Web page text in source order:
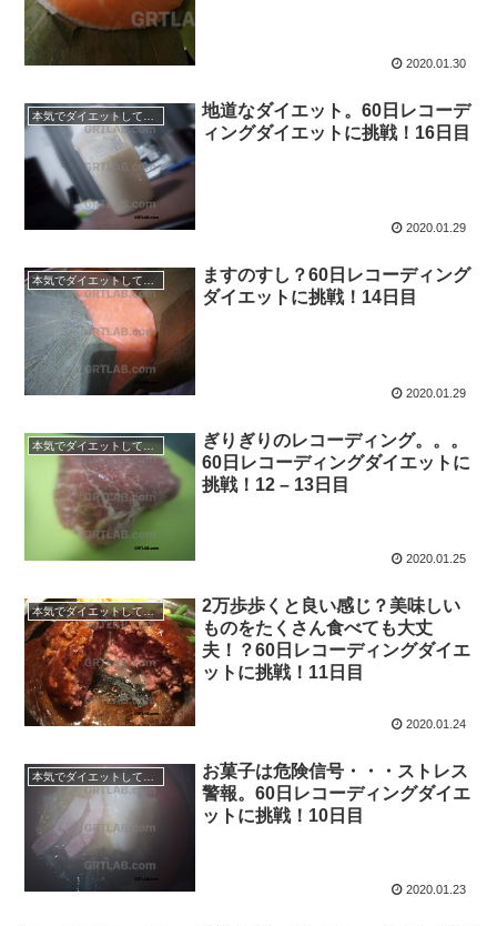
2020.01.30
地道なダイエット。60日レコーデ
ィングダイエットに挑戦！16日目
2020.01.29
本気でダイエットしてみる60日間！
ますのすし？60日レコーディング
ダイエットに挑戦！14日目
2020.01.29
本気でダイエットしてみる60日間！
ぎりぎりのレコーディング。。。
60日レコーディングダイエットに
挑戦！12 – 13日目
2020.01.25
本気でダイエットしてみる60日間！
2万歩歩くと良い感じ？美味しい
ものをたくさん食べても大丈
夫！？60日レコーディングダイエ
ットに挑戦！11日目
2020.01.24
お菓子は危険信号・・・ストレス
警報。60日レコーディングダイエ
ットに挑戦！10日目
2020.01.23